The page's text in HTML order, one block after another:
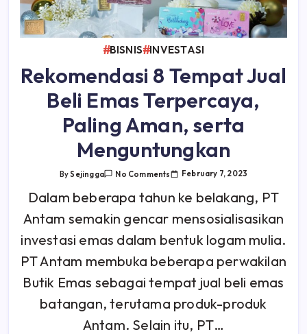
BISNIS INVESTASI
Rekomendasi 8 Tempat Jual
Beli Emas Terpercaya,
Paling Aman, serta
Menguntungkan
BySejingga No CommentsOn
Tempat
Beli
Emas
Terpercaya,
Paling
Serta
Menguntungkan
February 7, 2023
Dalam beberapa tahun ke belakang, PT
Antam semakin gencar mensosialisasikan
investasi emas dalam bentuk logam mulia.
PT Antam membuka beberapa perwakilan
Butik Emas sebagai tempat jual beli emas
batangan, terutama produk-produk
Antam. Selain itu, PT…